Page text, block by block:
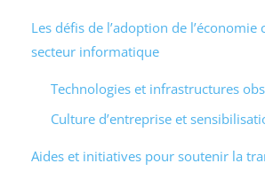
Les défis de l’adoption de l’économie
secteur informatique
Technologies et infrastructures
Culture d’entreprise et
Aides et initiatives pour soutenir la